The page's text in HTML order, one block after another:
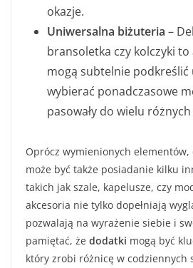
okazje.
Uniwersalna biżuteria –
bransoletka czy kolczyki
mogą subtelnie
wybierać ponadczasowe
pasowały do wielu
Oprócz wymienionych elementów,
może być także posiadanie kilku
takich jak szale, kapelusze, czy
akcesoria nie tylko dopełniają
pozwalają na wyrażenie siebie i
pamiętać, że dodatki mogą być
który zrobi różnicę w codziennych